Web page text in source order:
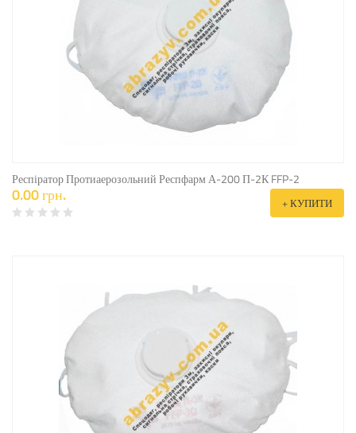
Респіратор Протиаерозольний Респфарм А-200 П-2К FFP-2
0.00 грн. + КУПИТИ